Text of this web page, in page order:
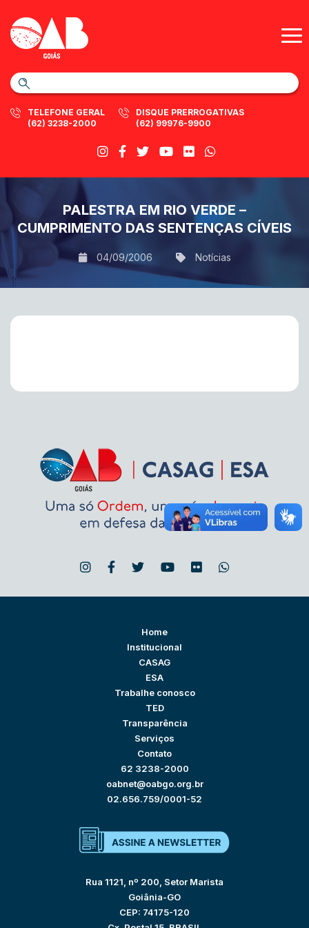
TELEFONE GERAL
(62) 3238-2000
DISQUE PRERROGATIVAS
(62) 99976-9900
PALESTRA EM RIO VERDE –
CUMPRIMENTO DAS SENTENÇAS CÍVEIS
04/09/2006 Notícias
Home
Institucional
CASAG
ESA
Trabalhe conosco
TED
Transparência
Serviços
Contato
62 3238-2000
oabnet@oabgo.org.br
02.656.759/0001-52
Rua 1121, nº 200, Setor Marista
Goiânia-GO
CEP: 74175-120